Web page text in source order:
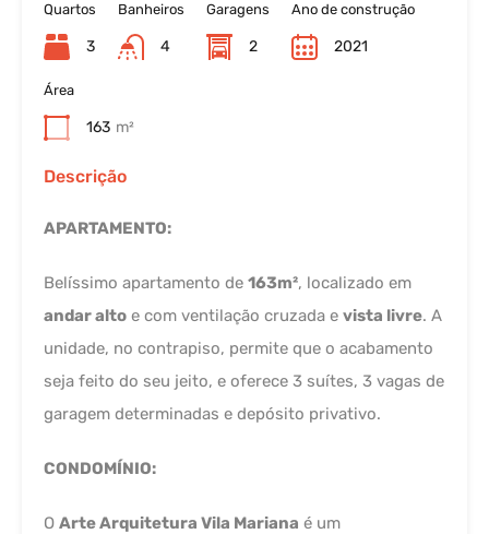
Quartos
3
Banheiros
4
Garagens
2
Ano de construção
2021
Área
163 m²
Descrição
APARTAMENTO:
Belíssimo apartamento de 163m², localizado em
andar alto e com ventilação cruzada e vista livre. A
unidade, no contrapiso, permite que o acabamento
seja feito do seu jeito, e oferece 3 suítes, 3 vagas de
garagem determinadas e depósito privativo.
CONDOMÍNIO:
O Arte Arquitetura Vila Mariana é um